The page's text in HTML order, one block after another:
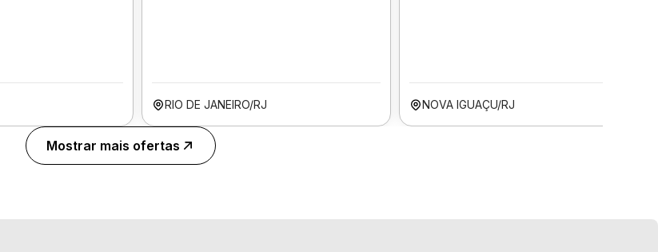
RIO DE JANEIRO/RJ NOVA IGUAÇU/RJ
Mostrar mais ofertas